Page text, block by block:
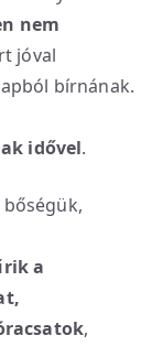
nem
jóval
bírnának.
idővel.
a
,